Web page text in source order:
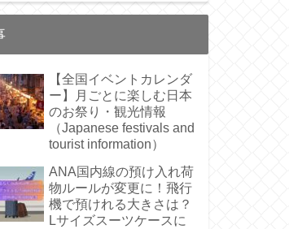
しました
【全国イベントカレンダ
ー】月ごとに楽しむ日本
のお祭り・観光情報
（Japanese festivals and
tourist information）
ANA国内線の預け入れ荷
物ルールが変更に！飛行
機で預けれる大きさは？
Lサイズスーツケースに